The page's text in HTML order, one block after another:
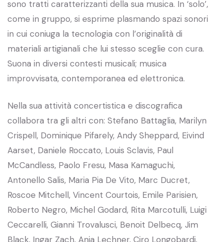
sono tratti caratterizzanti della sua musica. In ‘solo’,
come in gruppo, si esprime plasmando spazi sonori
in cui coniuga la tecnologia con l’originalità di
materiali artigianali che lui stesso sceglie con cura.
Suona in diversi contesti musicali; musica
improvvisata, contemporanea ed elettronica.
Nella sua attività concertistica e discografica
collabora tra gli altri con: Stefano Battaglia, Marilyn
Crispell, Dominique Pifarely, Andy Sheppard, Eivind
Aarset, Daniele Roccato, Louis Sclavis, Paul
McCandless, Paolo Fresu, Masa Kamaguchi,
Antonello Salis, Maria Pia De Vito, Marc Ducret,
Roscoe Mitchell, Vincent Courtois, Emile Parisien,
Roberto Negro, Michel Godard, Rita Marcotulli, Luigi
Ceccarelli, Gianni Trovalusci, Benoit Delbecq, Jim
Black, Ingar Zach, Anja Lechner, Ciro Longobardi,